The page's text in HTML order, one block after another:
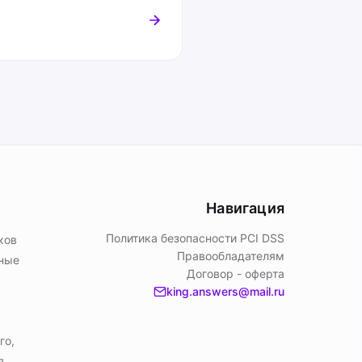
Навигация
Политика безопасности PСI DSS
Правообладателям
Договор - оферта
king.answers@mail.ru